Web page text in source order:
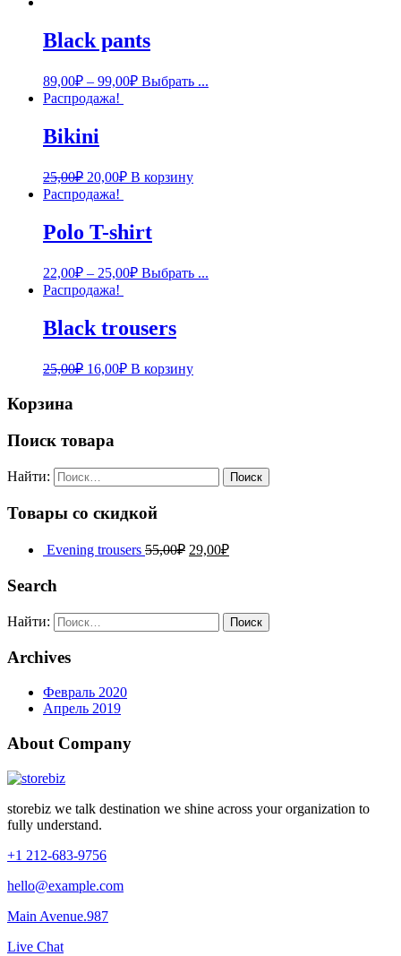
Black pants
89,00₽ – 99,00₽ Выбрать ...
Распродажа!
Bikini
25,00₽ 20,00₽ В корзину
Распродажа!
Polo T-shirt
22,00₽ – 25,00₽ Выбрать ...
Распродажа!
Black trousers
25,00₽ 16,00₽ В корзину
Корзина
Поиск товара
Найти:
Товары со скидкой
Evening trousers 55,00₽ 29,00₽
Search
Найти:
Archives
Февраль 2020
Апрель 2019
About Company
storebiz we talk destination we shine across your organization to
fully understand.
+1 212-683-9756
hello@example.com
Main Avenue.987
Live Chat